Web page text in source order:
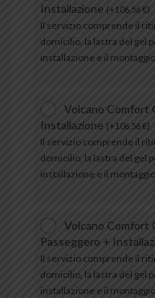
Installazione (+106,56€)
Il servizio comprende il
domicilio, la lastra del gel
installazione e il
Volcano Comfort
Installazione (+106,56€)
Il servizio comprende il
domicilio, la lastra del gel
installazione e il
Volcano Comfort
Passeggero +
Il servizio comprende il
domicilio, la lastra del gel
installazione e il